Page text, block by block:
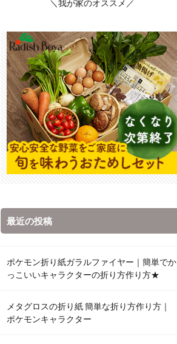
＼我が家のオススメ／
最近の投稿
ポケモン折り紙ガラルファイヤー｜簡単でか
っこいいキャラクターの折り方作り方★
メタグロスの折り紙 簡単な折り方作り方｜
ポケモンキャラクター